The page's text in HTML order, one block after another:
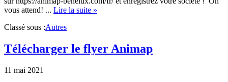
vous attend! ... Lire la suite »
Benelux
Classé sous :Autres
Télécharger le flyer Animap
11 mai 2021